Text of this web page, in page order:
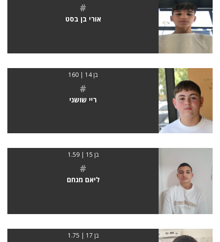
#
אורי בן בסט
בן 14 | 160
#
ריי שושני
בן 15 | 1.59
#
ליאם מנחם
בן 17 | 1.75